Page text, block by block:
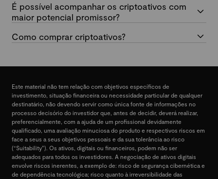
É possível acompanhar os criptoativos com
maior potencial promissor?
Como comprar criptoativos?
Este material não tem relação com objetivos específicos de
investimento, situação financeira ou necessidade particular de qualquer
destinatário, não devendo servir como única fonte de informações no
processo decisório do investidor que, antes de decidir, deverá realizar,
preferencialmente, com a ajuda de um profissional devidamente
qualificado, uma avaliação minuciosa do produto e respectivos riscos em
face a seus a seus objetivos pessoais e da sua tolerância ao risco
(“Suitability”). Os ativos, digitais ou financeiros, podem não ser
adequados para todos os investidores. A negociação de ativos digitais
envolve riscos inerentes, a exemplo de: risco de segurança cibernética e
de dependência tecnológica; risco quanto à irreversibilidade das